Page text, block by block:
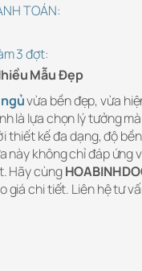
TOÁN:
3 đợt:
Mẫu Đẹp
vừa bền đẹp, vừa
là lựa chọn lý tưởng
thiết kế đa dạng, độ
không chỉ đáp ứng
Hãy cùng
giá chi tiết. Liên hệ tư